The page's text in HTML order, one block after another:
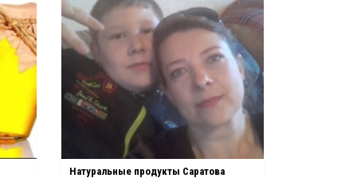
Натуральные продукты Саратова